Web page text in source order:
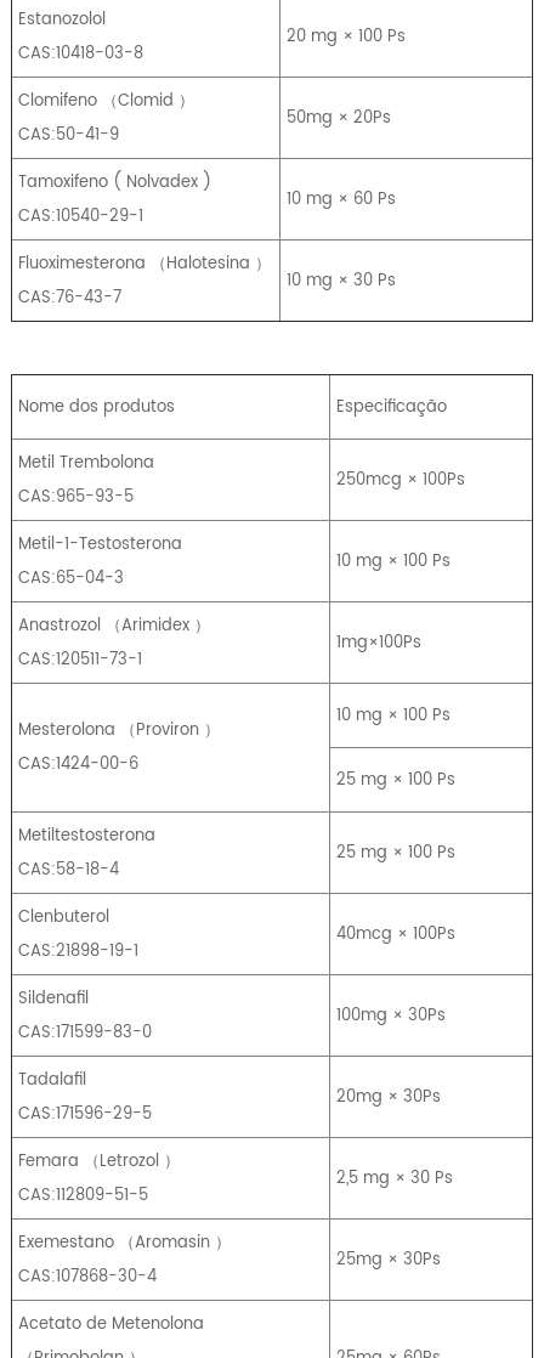
Estanozolol
CAS:10418-03-8
20 mg × 100 Ps
Clomifeno （Clomid ）
CAS:50-41-9
50mg × 20Ps
Tamoxifeno ( Nolvadex )
CAS:10540-29-1
10 mg × 60 Ps
Fluoximesterona （Halotesina ）
CAS:76-43-7
10 mg × 30 Ps
Nome dos produtos Especificação
Metil Trembolona
CAS:965-93-5
250mcg × 100Ps
Metil-1-Testosterona
CAS:65-04-3
10 mg × 100 Ps
Anastrozol （Arimidex ）
CAS:120511-73-1
1mg×100Ps
Mesterolona （Proviron ）
CAS:1424-00-6
10 mg × 100 Ps
25 mg × 100 Ps
Metiltestosterona
CAS:58-18-4
25 mg × 100 Ps
Clenbuterol
CAS:21898-19-1
40mcg × 100Ps
Sildenafil
CAS:171599-83-0
100mg × 30Ps
Tadalafil
CAS:171596-29-5
20mg × 30Ps
Femara （Letrozol ）
CAS:112809-51-5
2,5 mg × 30 Ps
Exemestano （Aromasin ）
CAS:107868-30-4
25mg × 30Ps
Acetato de Metenolona